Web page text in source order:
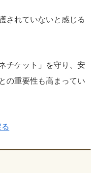
されていないと感じる
チケット」を守り、安
の重要性も高まってい